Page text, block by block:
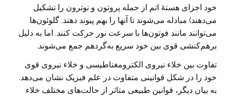
خود اجزای هستهٔ اتم از جمله پروتون و نوترون را تشکیل
می‌دهند) مبادله می‌شوند تا آنها را بهم پیوند دهند. گلوئون‌‌ها
می‌توانند مانند فوتون‌ها با سرعت نور حرکت کنند. اما به دلیل
برهم‌کنشی قوی بین خود سریع به‌گردهم جمع می‌شوند.
تفاوت بین خلاء نیروی الکترومغناطیسی و خلاء نیروی قوی
خود را در شکل قوانینی متفاوت در علم فیزیک نشان می‌دهد.
به بیان دیگر، قوانین طبیعی متاثر از حالت‌های مختلف خلاء